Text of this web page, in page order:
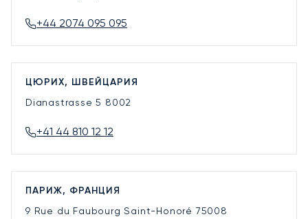
+44 2074 095 095
ЦЮРИХ, ШВЕЙЦАРИЯ
Dianastrasse 5 8002
+41 44 810 12 12
ПАРИЖ, ФРАНЦИЯ
9 Rue du Faubourg Saint-Honoré 75008